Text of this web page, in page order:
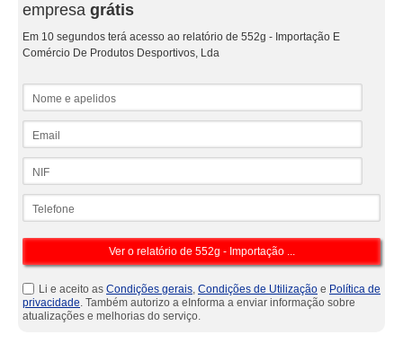
empresa grátis
Em 10 segundos terá acesso ao relatório de 552g - Importação E
Comércio De Produtos Desportivos, Lda
Li e aceito as Condições gerais, Condições de Utilização e Política de
privacidade. Também autorizo a eInforma a enviar informação sobre
atualizações e melhorias do serviço.